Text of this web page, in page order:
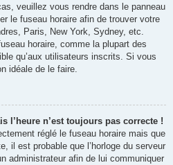
veuillez vous rendre dans le panneau
le fuseau horaire afin de trouver votre
Paris, New York, Sydney, etc.
horaire, comme la plupart des
qu’aux utilisateurs inscrits. Si vous
idéale de le faire.
l’heure n’est toujours pas correcte !
réglé le fuseau horaire mais que
il est probable que l’horloge du serveur
administrateur afin de lui communiquer